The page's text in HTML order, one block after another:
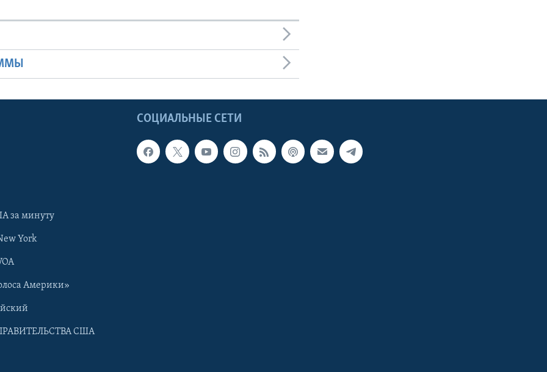
СОЦИАЛЬНЫЕ СЕТИ
за минуту
York
Америки»
США